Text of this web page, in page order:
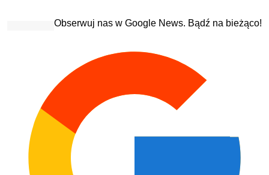
Obserwuj nas w Google News. Bądź na bieżąco!